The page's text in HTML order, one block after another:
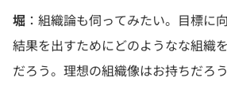
堀 ：組織論も伺ってみたい。目標に
結果を出すためにどのようなな組織
だろう。理想の組織像はお持ちだろ